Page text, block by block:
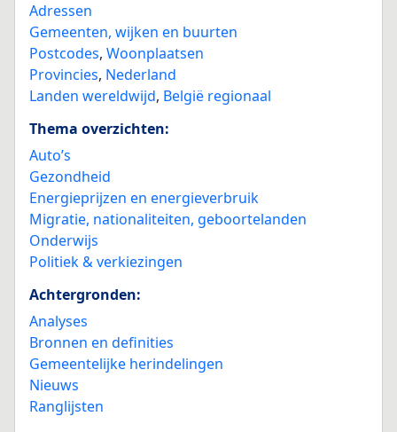
Adressen
Gemeenten, wijken en buurten
Postcodes, Woonplaatsen
Provincies, Nederland
Landen wereldwijd, België regionaal
Thema overzichten:
Auto’s
Gezondheid
Energieprijzen en energieverbruik
Migratie, nationaliteiten, geboortelanden
Onderwijs
Politiek & verkiezingen
Achtergronden:
Analyses
Bronnen en definities
Gemeentelijke herindelingen
Nieuws
Ranglijsten